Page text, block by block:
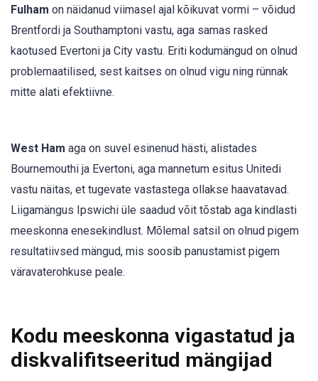
Fulham on näidanud viimasel ajal kõikuvat vormi – võidud
Brentfordi ja Southamptoni vastu, aga samas rasked
kaotused Evertoni ja City vastu. Eriti kodumängud on olnud
problemaatilised, sest kaitses on olnud vigu ning rünnak
mitte alati efektiivne.
West Ham aga on suvel esinenud hästi, alistades
Bournemouthi ja Evertoni, aga mannetum esitus Unitedi
vastu näitas, et tugevate vastastega ollakse haavatavad.
Liigamängus Ipswichi üle saadud võit tõstab aga kindlasti
meeskonna enesekindlust. Mõlemal satsil on olnud pigem
resultatiivsed mängud, mis soosib panustamist pigem
väravaterohkuse peale.
Kodu meeskonna vigastatud ja
diskvalifitseeritud mängijad